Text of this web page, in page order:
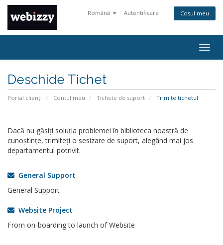
Română Autentificare Coșul meu
Deschide Tichet
Portal clienți Contul meu Tichete de suport Trimite tichetul
Dacă nu găsiți soluția problemei în biblioteca noastră de
cunoștințe, trimiteți o sesizare de suport, alegând mai jos
departamentul potrivit.
General Support
General Support
Website Project
From on-boarding to launch of Website